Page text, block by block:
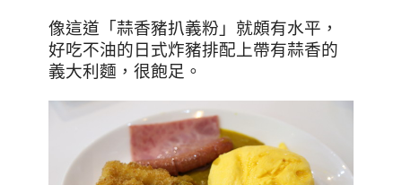
像這道「蒜香豬扒義粉」就頗有水平，
好吃不油的日式炸豬排配上帶有蒜香的
義大利麵，很飽足。